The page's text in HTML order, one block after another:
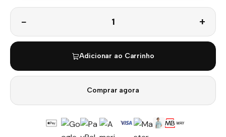
Adicionar ao Carrinho
Comprar agora